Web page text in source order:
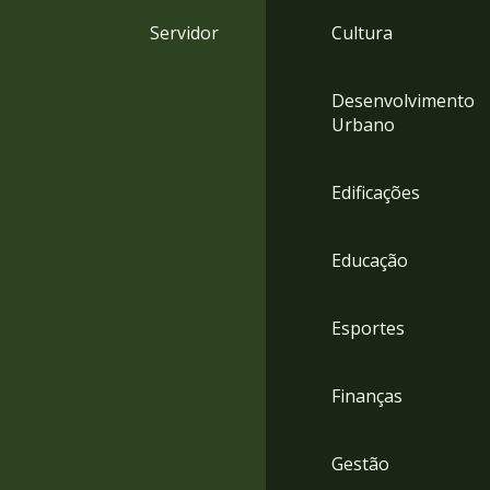
Servidor Cultura
Desenvolvimento
Urbano
Edificações
Educação
Esportes
Finanças
Gestão